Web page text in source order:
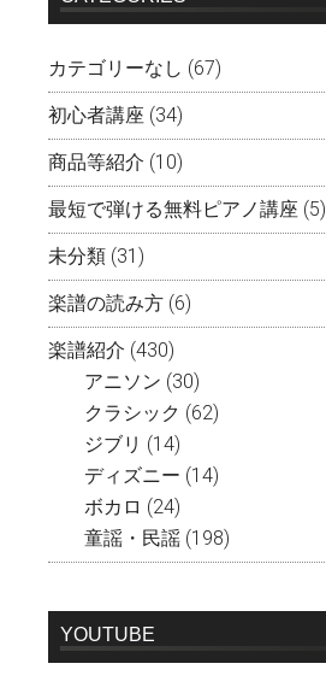
カテゴリーなし (67)
初心者講座 (34)
商品等紹介 (10)
最短で弾ける無料ピアノ講座 (5)
未分類 (31)
楽譜の読み方 (6)
楽譜紹介 (430)
アニソン (30)
クラシック (62)
ジブリ (14)
ディズニー (14)
ボカロ (24)
童謡・民謡 (198)
YOUTUBE